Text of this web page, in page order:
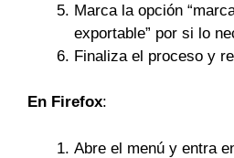
Marca la opción
exportable” por si lo
Finaliza el proceso y
En Firefox:
Abre el menú y entra